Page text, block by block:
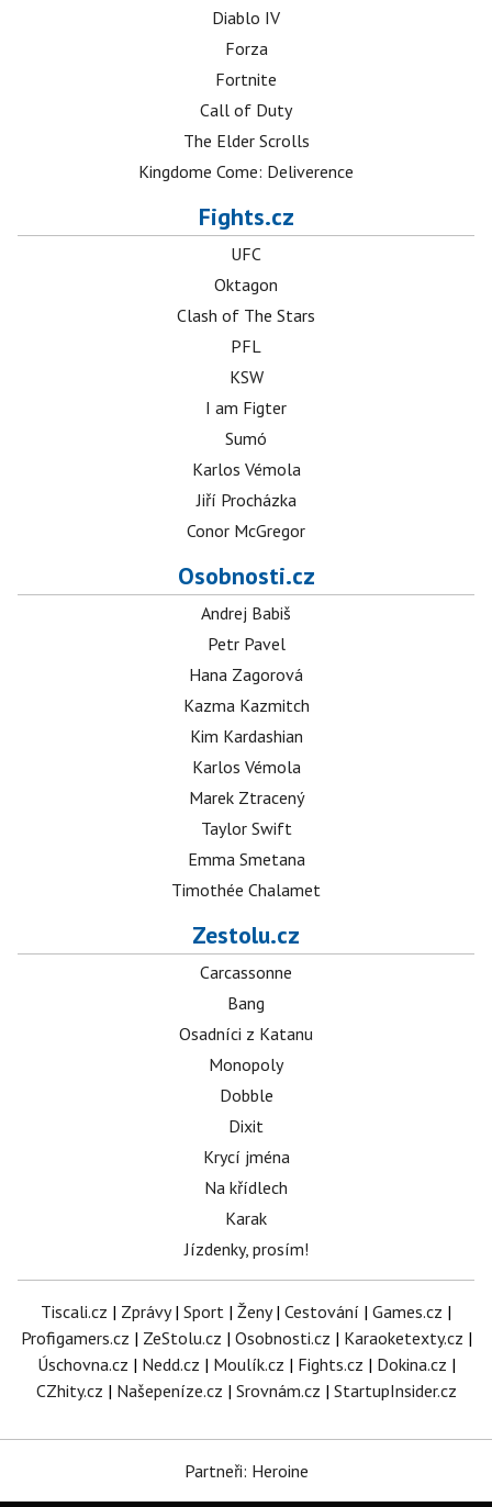
Diablo IV
Forza
Fortnite
Call of Duty
The Elder Scrolls
Kingdome Come: Deliverence
Fights.cz
UFC
Oktagon
Clash of The Stars
PFL
KSW
I am Figter
Sumó
Karlos Vémola
Jiří Procházka
Conor McGregor
Osobnosti.cz
Andrej Babiš
Petr Pavel
Hana Zagorová
Kazma Kazmitch
Kim Kardashian
Karlos Vémola
Marek Ztracený
Taylor Swift
Emma Smetana
Timothée Chalamet
Zestolu.cz
Carcassonne
Bang
Osadníci z Katanu
Monopoly
Dobble
Dixit
Krycí jména
Na křídlech
Karak
Jízdenky, prosím!
Tiscali.cz | Zprávy| Sport | Ženy| Cestování | Games.cz |
Profigamers.cz | ZeStolu.cz | Osobnosti.cz | Karaoketexty.cz |
Úschovna.cz | Nedd.cz | Moulík.cz | Fights.cz | Dokina.cz |
CZhity.cz | Našepeníze.cz | Srovnám.cz | StartupInsider.cz
Partneři: Heroine